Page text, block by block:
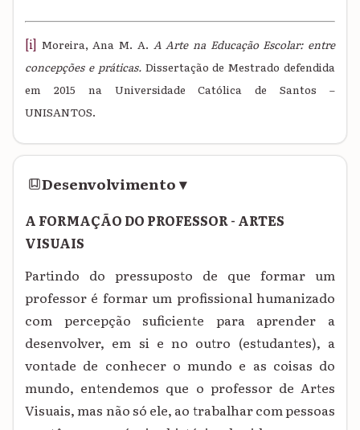
[i] Moreira, Ana M. A. A Arte na Educação Escolar: entre
concepções e práticas.Dissertação de Mestrado defendida
em 2015 na Universidade Católica de Santos –
UNISANTOS.
Desenvolvimento▾
A FORMAÇÃO DO PROFESSOR - ARTES
VISUAIS
Partindo do pressuposto de que formar um
professor é formar um profissional humanizado
com percepção suficiente para aprender a
desenvolver, em si e no outro (estudantes), a
vontade de conhecer o mundo e as coisas do
mundo, entendemos que o professor de Artes
Visuais, mas não só ele, ao trabalhar com pessoas